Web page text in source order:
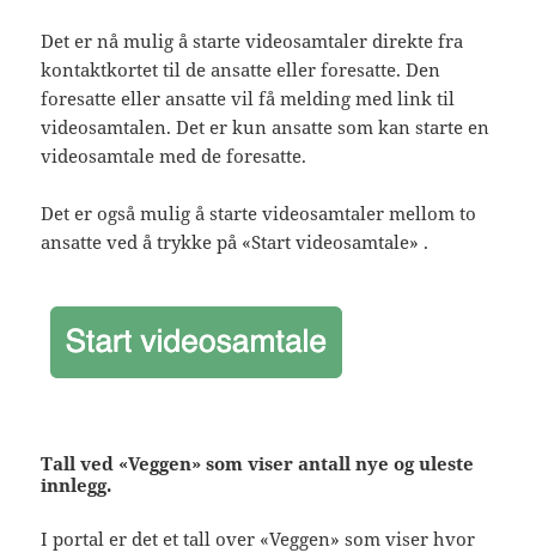
Det er nå mulig å starte videosamtaler direkte fra
kontaktkortet til de ansatte eller foresatte. Den
foresatte eller ansatte vil få melding med link til
videosamtalen. Det er kun ansatte som kan starte en
videosamtale med de foresatte.
Det er også mulig å starte videosamtaler mellom to
ansatte ved å trykke på «Start videosamtale» .
Tall ved «Veggen» som viser antall nye og uleste
innlegg.
I portal er det et tall over «Veggen» som viser hvor